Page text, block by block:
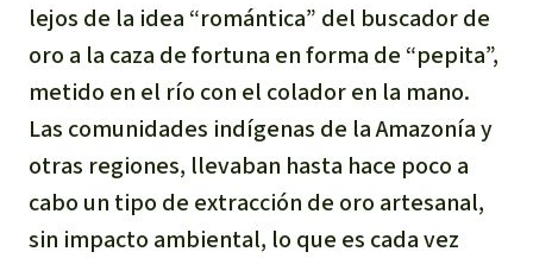
lejos de la idea “romántica” del buscador de
oro a la caza de fortuna en forma de “pepita”,
metido en el río con el colador en la mano.
Las comunidades indígenas de la Amazonía y
otras regiones, llevaban hasta hace poco a
cabo un tipo de extracción de oro artesanal,
sin impacto ambiental, lo que es cada vez